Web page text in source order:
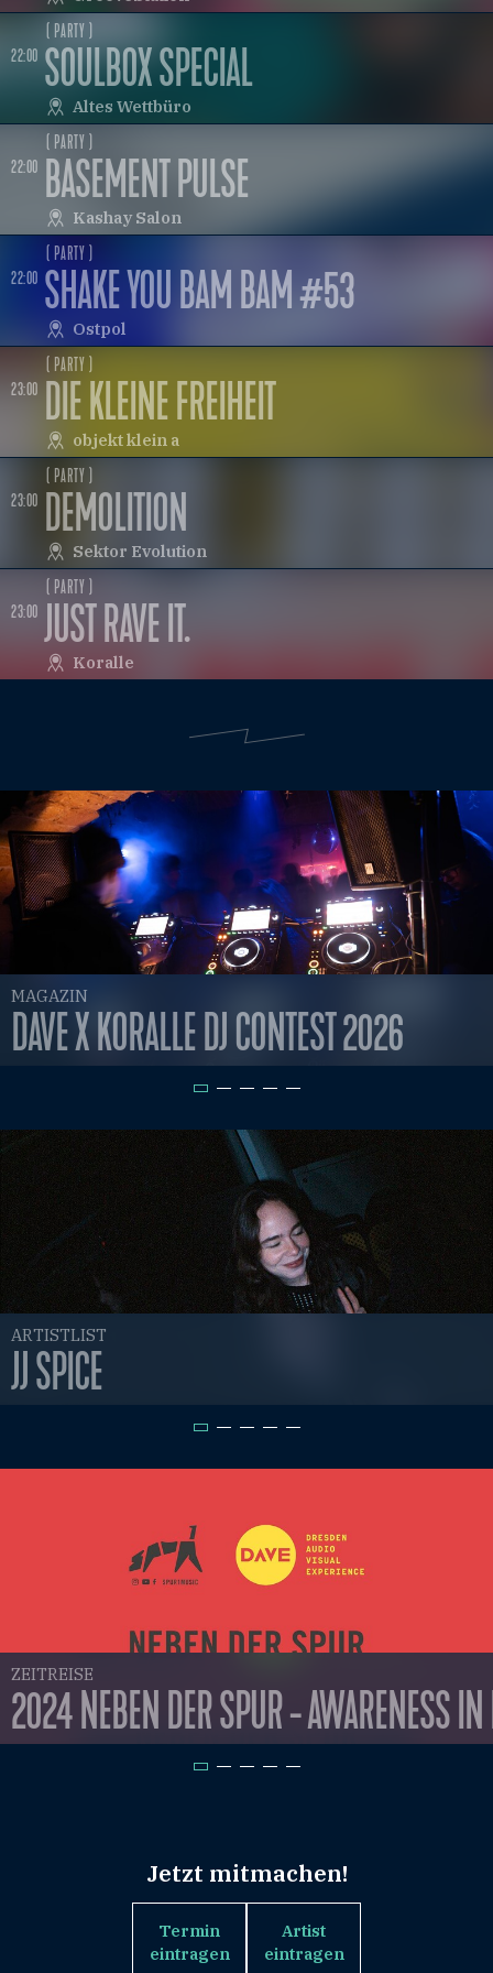
22:00
( PARTY )
SOULBOX SPECIAL
Altes Wettbüro
22:00
( PARTY )
BASEMENT PULSE
Kashay Salon
22:00
( PARTY )
SHAKE YOU BAM BAM #53
Ostpol
23:00
( PARTY )
DIE KLEINE FREIHEIT
objekt klein a
23:00
( PARTY )
DEMOLITION
Sektor Evolution
23:00
( PARTY )
JUST RAVE IT.
Koralle
MAGAZIN
DAVE X KORALLE DJ CONTEST 2026
ARTISTLIST
JJ SPICE
ZEITREISE
2024 NEBEN DER SPUR - AWARENESS IN
Jetzt mitmachen!
Termin
eintragen
Artist
eintragen